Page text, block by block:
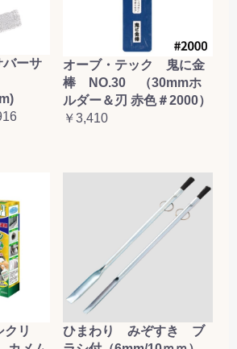
ーサ
オーブ・テック 鬼に金
棒 NO.30 （30mmホ
ルダー＆刃 赤色＃2000）
￥3,410
リ
ひまわり みぞすき ブ